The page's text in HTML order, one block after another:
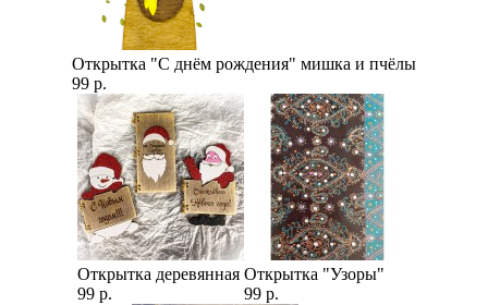
Открытка "С днём рождения" мишка и пчёлы
99 р.
Открытка деревянная
99 р.
Открытка "Узоры"
99 р.